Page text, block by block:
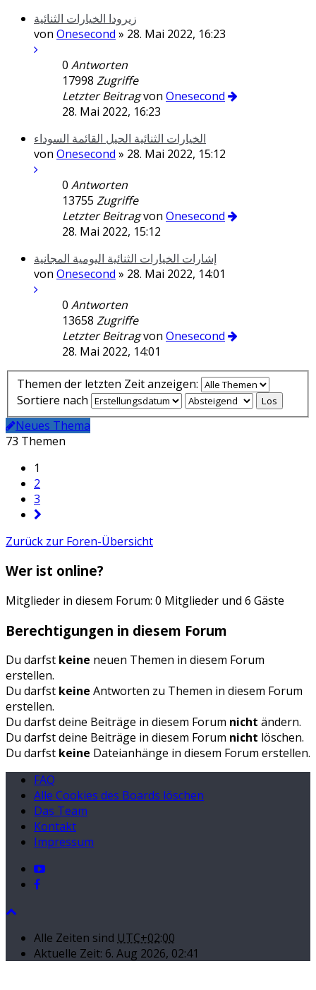
زيرودا الخيارات الثنائية
von Onesecond » 28. Mai 2022, 16:23
0 Antworten
17998 Zugriffe
Letzter Beitragvon Onesecond
28. Mai 2022, 16:23
الخيارات الثنائية الحيل القائمة السوداء
von Onesecond » 28. Mai 2022, 15:12
0 Antworten
13755 Zugriffe
Letzter Beitragvon Onesecond
28. Mai 2022, 15:12
إشارات الخيارات الثنائية اليومية المجانية
von Onesecond » 28. Mai 2022, 14:01
0 Antworten
13658 Zugriffe
Letzter Beitragvon Onesecond
28. Mai 2022, 14:01
Themen der letzten Zeit anzeigen:
Sortiere nach
Neues Thema
73 Themen
1
2
3
Zurück zur Foren-Übersicht
Wer ist online?
Mitglieder in diesem Forum: 0 Mitglieder und 6 Gäste
Berechtigungen in diesem Forum
Du darfst keine neuen Themen in diesem Forum
erstellen.
Du darfst keine Antworten zu Themen in diesem Forum
erstellen.
Du darfst deine Beiträge in diesem Forum nicht ändern.
Du darfst deine Beiträge in diesem Forum nicht löschen.
Du darfst keine Dateianhänge in diesem Forum erstellen.
FAQ
Alle Cookies des Boards löschen
Das Team
Kontakt
Impressum
Alle Zeiten sind UTC+02:00
Aktuelle Zeit: 6. Aug 2026, 02:41